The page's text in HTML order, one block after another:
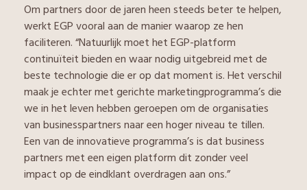
Om partners door de jaren heen steeds beter te helpen,
werkt EGP vooral aan de manier waarop ze hen
faciliteren. “Natuurlijk moet het EGP-platform
continuïteit bieden en waar nodig uitgebreid met de
beste technologie die er op dat moment is. Het verschil
maak je echter met gerichte marketingprogramma’s die
we in het leven hebben geroepen om de organisaties
van businesspartners naar een hoger niveau te tillen.
Een van de innovatieve programma’s is dat business
partners met een eigen platform dit zonder veel
impact op de eindklant overdragen aan ons.”